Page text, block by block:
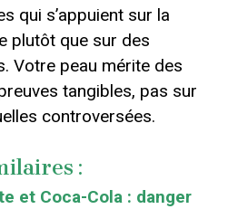
qui s’appuient sur la
plutôt que sur des
Votre peau mérite des
tangibles, pas sur
controversées.
:
et Coca-Cola : danger